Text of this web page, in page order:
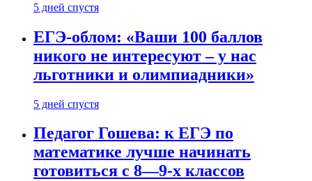
5 дней спустя
ЕГЭ-облом: «Ваши 100 баллов
никого не интересуют – у нас
льготники и олимпиадники»
5 дней спустя
Педагог Гошева: к ЕГЭ по
математике лучше начинать
готовиться с 8—9-х классов